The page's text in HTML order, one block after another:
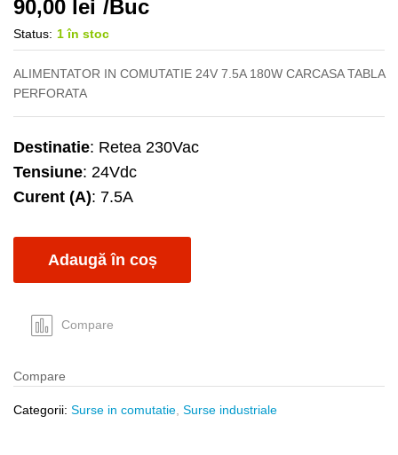
90,00 lei /Buc
Status: 1 în stoc
ALIMENTATOR IN COMUTATIE 24V 7.5A 180W CARCASA TABLA
PERFORATA
Destinatie: Retea 230Vac
Tensiune: 24Vdc
Curent (A): 7.5A
Adaugă în coș
Compare
Compare
Categorii: Surse in comutatie Surse industriale